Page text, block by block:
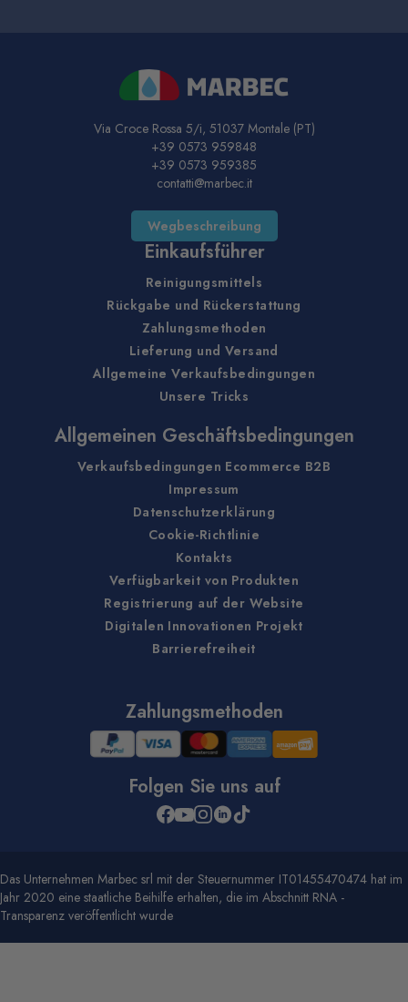
Via Croce Rossa 5/i, 51037 Montale (PT)
+39 0573 959848
+39 0573 959385
contatti@marbec.it
Wegbeschreibung
Einkaufsführer
Reinigungsmittels
Rückgabe und Rückerstattung
Zahlungsmethoden
Lieferung und Versand
Allgemeine Verkaufsbedingungen
Unsere Tricks
Allgemeinen Geschäftsbedingungen
Verkaufsbedingungen Ecommerce B2B
Impressum
Datenschutzerklärung
Cookie-Richtlinie
Kontakts
Verfügbarkeit von Produkten
Registrierung auf der Website
Digitalen Innovationen Projekt
Barrierefreiheit
Zahlungsmethoden
Folgen Sie uns auf
Das Unternehmen Marbec srl mit der Steuernummer IT01455470474 hat im
Jahr 2020 eine staatliche Beihilfe erhalten, die im Abschnitt RNA -
Transparenz veröffentlicht wurde